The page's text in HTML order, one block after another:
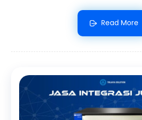
Read More